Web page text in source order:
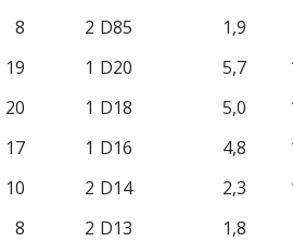
8 2 D85
1,9
19 1 D20 5,7
20 1 D18 5,0
17 1 D16 4,8
10 2 D14 2,3
8 2 D13
1,8